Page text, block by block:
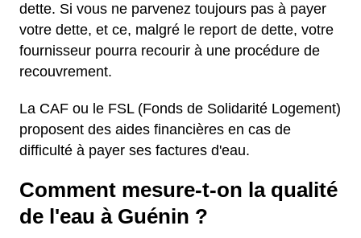
dette. Si vous ne parvenez toujours pas à payer
votre dette, et ce, malgré le report de dette, votre
fournisseur pourra recourir à une procédure de
recouvrement.
La CAF ou le FSL (Fonds de Solidarité Logement)
proposent des aides financières en cas de
difficulté à payer ses factures d'eau.
Comment mesure-t-on la qualité
de l'eau à Guénin ?